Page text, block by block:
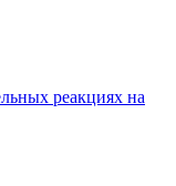
реакциях на